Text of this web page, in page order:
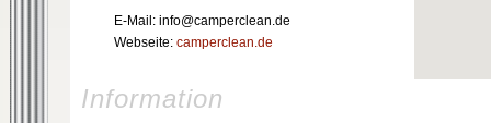
E-Mail: info@camperclean.de
Webseite: camperclean.de
Information